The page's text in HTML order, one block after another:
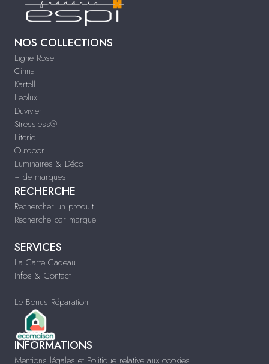
NOS COLLECTIONS
Ligne Roset
Cinna
Kartell
Leolux
Duvivier
Stressless®
Literie
Outdoor
Luminaires & Déco
+ de marques
RECHERCHE
Rechercher un produit
Recherche par marque
SERVICES
La Carte Cadeau
Infos & Contact
Le Bonus Réparation
INFORMATIONS
Mentions légales et Politique relative aux cookies